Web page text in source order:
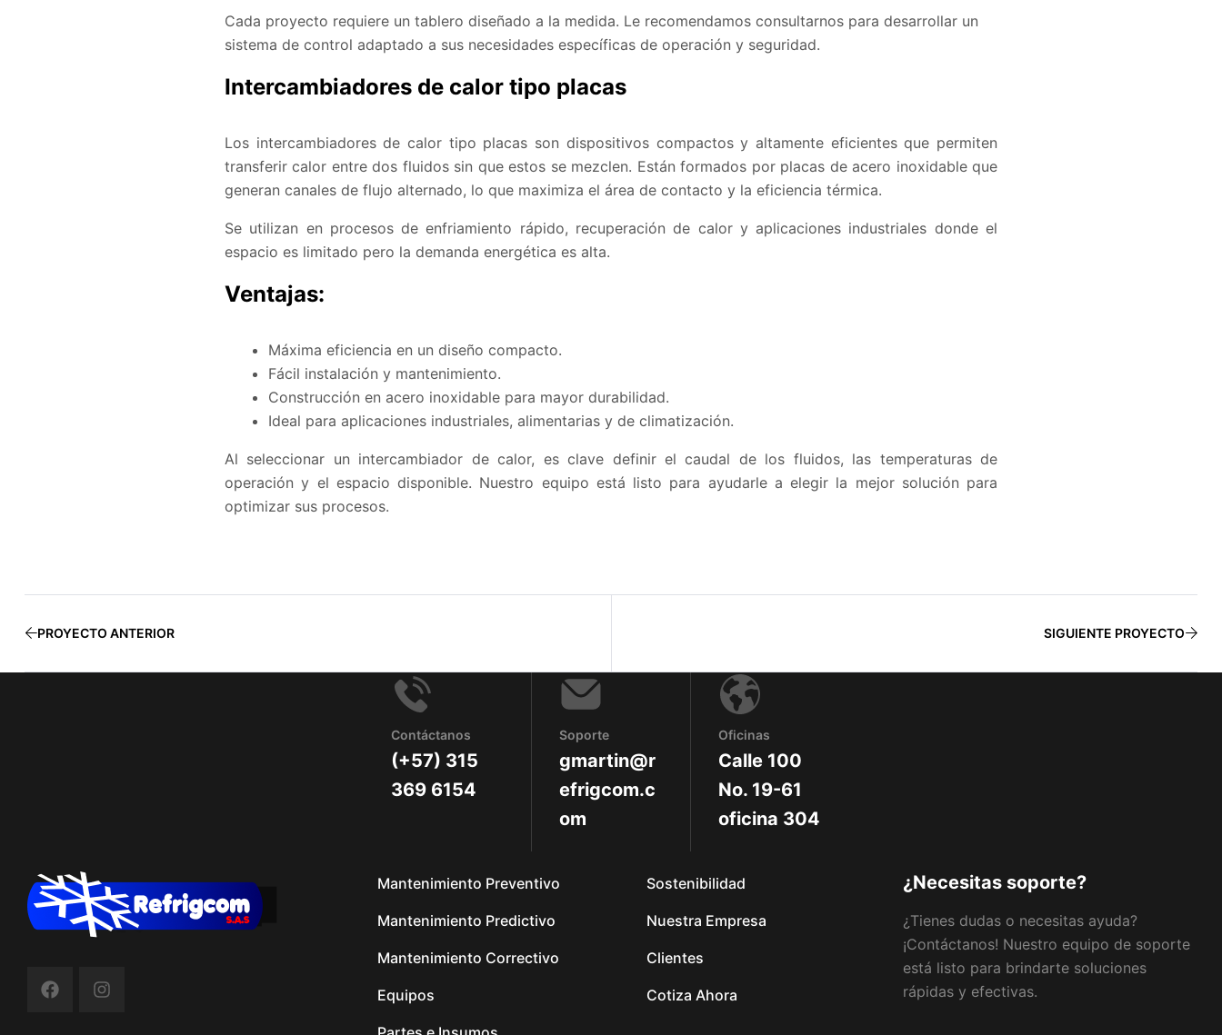
Cada proyecto requiere un tablero diseñado a la medida. Le recomendamos consultarnos para desarrollar un
sistema de control adaptado a sus necesidades específicas de operación y seguridad.
Intercambiadores de calor tipo placas
Los intercambiadores de calor tipo placas son dispositivos compactos y altamente eficientes que permiten
transferir calor entre dos fluidos sin que estos se mezclen. Están formados por placas de acero inoxidable que
generan canales de flujo alternado, lo que maximiza el área de contacto y la eficiencia térmica.
Se utilizan en procesos de enfriamiento rápido, recuperación de calor y aplicaciones industriales donde el
espacio es limitado pero la demanda energética es alta.
Ventajas:
Máxima eficiencia en un diseño compacto.
Fácil instalación y mantenimiento.
Construcción en acero inoxidable para mayor durabilidad.
Ideal para aplicaciones industriales, alimentarias y de climatización.
Al seleccionar un intercambiador de calor, es clave definir el caudal de los fluidos, las temperaturas de
operación y el espacio disponible. Nuestro equipo está listo para ayudarle a elegir la mejor solución para
optimizar sus procesos.
PROYECTO ANTERIOR SIGUIENTE PROYECTO
Contáctanos
(+57) 315
369 6154
Soporte
gmartin@r
efrigcom.c
om
Oficinas
Calle 100
No. 19-61
oficina 304
Mantenimiento Preventivo
Mantenimiento Predictivo
Mantenimiento Correctivo
Equipos
Sostenibilidad
Nuestra Empresa
Clientes
Cotiza Ahora
¿Necesitas soporte?
¿Tienes dudas o necesitas ayuda?
¡Contáctanos! Nuestro equipo de soporte
está listo para brindarte soluciones
rápidas y efectivas.